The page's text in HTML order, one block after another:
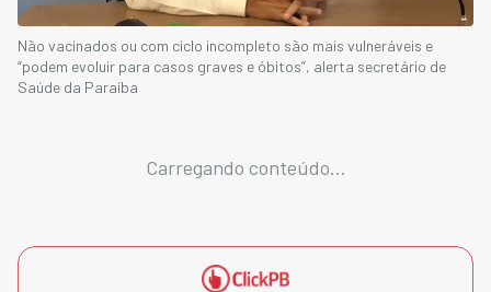
Não vacinados ou com ciclo incompleto são mais vulneráveis e
“podem evoluir para casos graves e óbitos”, alerta secretário de
Saúde da Paraíba
Carregando conteúdo...